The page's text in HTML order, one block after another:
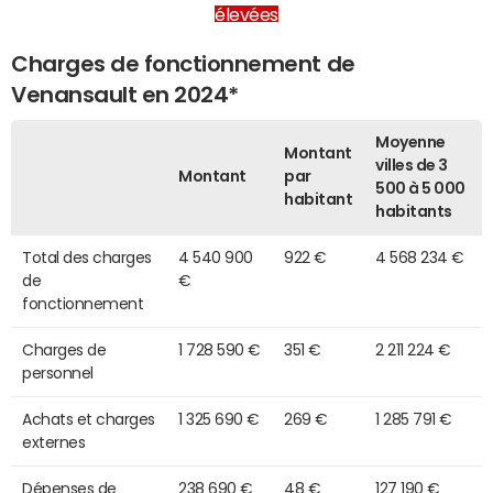
élevées
Charges de fonctionnement de
Venansault en 2024*
Montant
Montant
par
habitant
Moyenne
villes de 3
500 à 5 000
habitants
Total des charges
de
fonctionnement
4 540 900
€
922 € 4 568 234 €
Charges de
personnel
1 728 590 € 351 € 2 211 224 €
Achats et charges
externes
1 325 690 € 269 € 1 285 791 €
Dépenses de 238 690 € 48 € 127 190 €